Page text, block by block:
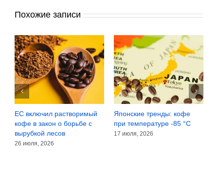
Похожие записи
ЕС включил растворимый
кофе в закон о борьбе с
вырубкой лесов
26 июля, 2026
Японские тренды: кофе
при температуре -85 °C
17 июля, 2026